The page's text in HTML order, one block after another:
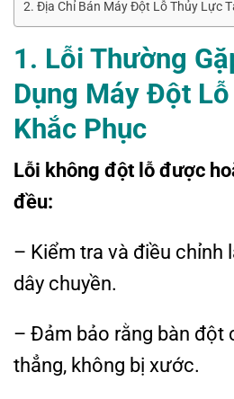
2. Địa Chỉ Bán Máy Đột Lỗ Thủy Lực
1. Lỗi Thường
Dụng Máy Đột Lỗ
Khắc Phục
Lỗi không đột lỗ được
đều:
– Kiểm tra và điều chỉnh
dây chuyền.
– Đảm bảo rằng bàn đột
thẳng, không bị xước.